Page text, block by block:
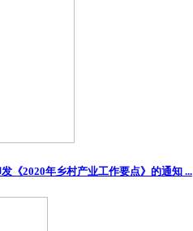
《2020年乡村产业工作要点》的通知 ...